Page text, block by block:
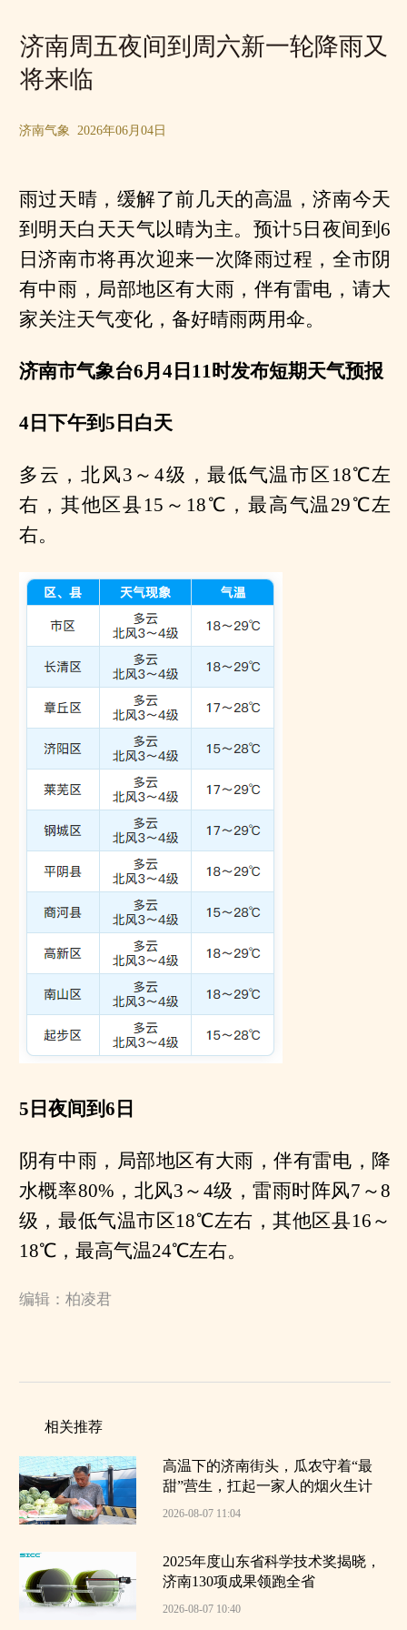
济南周五夜间到周六新一轮降雨又
将来临
济南气象 2026年06月04日
雨过天晴，缓解了前几天的高温，济南今天
到明天白天天气以晴为主。预计5日夜间到6
日济南市将再次迎来一次降雨过程，全市阴
有中雨，局部地区有大雨，伴有雷电，请大
家关注天气变化，备好晴雨两用伞。
济南市气象台6月4日11时发布短期天气预报
4日下午到5日白天
多云，北风3～4级，最低气温市区18℃左
右，其他区县15～18℃，最高气温29℃左
右。
5日夜间到6日
阴有中雨，局部地区有大雨，伴有雷电，降
水概率80%，北风3～4级，雷雨时阵风7～8
级，最低气温市区18℃左右，其他区县16～
18℃，最高气温24℃左右。
编辑：柏凌君
相关推荐
高温下的济南街头，瓜农守着“最
甜”营生，扛起一家人的烟火生计
2026-08-07 11:04
2025年度山东省科学技术奖揭晓，
济南130项成果领跑全省
2026-08-07 10:40